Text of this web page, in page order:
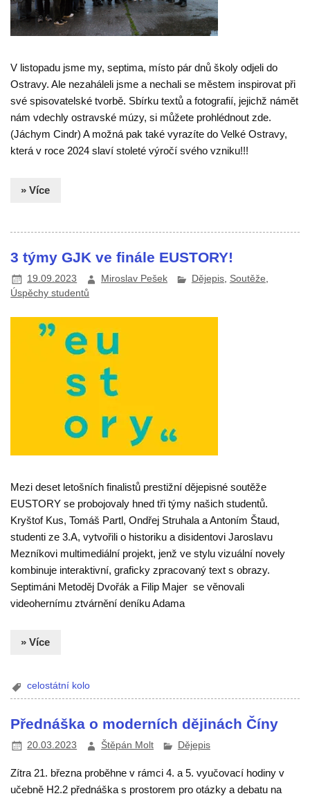
V listopadu jsme my, septima, místo pár dnů školy odjeli do
Ostravy. Ale nezaháleli jsme a nechali se městem inspirovat při
své spisovatelské tvorbě. Sbírku textů a fotografií, jejichž námět
nám vdechly ostravské múzy, si můžete prohlédnout zde.
(Jáchym Cindr) A možná pak také vyrazíte do Velké Ostravy,
která v roce 2024 slaví stoleté výročí svého vzniku!!!
» Více
3 týmy GJK ve finále EUSTORY!
19.09.2023 Miroslav Pešek Dějepis, Soutěže,
Úspěchy studentů
Mezi deset letošních finalistů prestižní dějepisné soutěže
EUSTORY se probojovaly hned tři týmy našich studentů.
Kryštof Kus, Tomáš Partl, Ondřej Struhala a Antoním Štaud,
studenti ze 3.A, vytvořili o historiku a disidentovi Jaroslavu
Mezníkovi multimediální projekt, jenž⁠ ve stylu vizuální novely
kombinuje interaktivní, graficky zpracovaný text s obrazy.
Septimáni Metoděj Dvořák a Filip Majer se věnovali
videohernímu ztvárnění deníku Adama
» Více
celostátní kolo
Přednáška o moderních dějinách Číny
20.03.2023 Štěpán Molt Dějepis
Zítra 21. března proběhne v rámci 4. a 5. vyučovací hodiny v
učebně H2.2 přednáška s prostorem pro otázky a debatu na